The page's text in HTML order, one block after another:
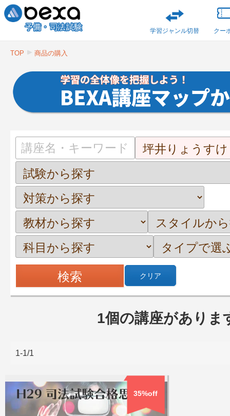
学習ジャンル切替 クー
TOP 商品の購入
クリア
1個の講座がありま
1-1/1
35%off